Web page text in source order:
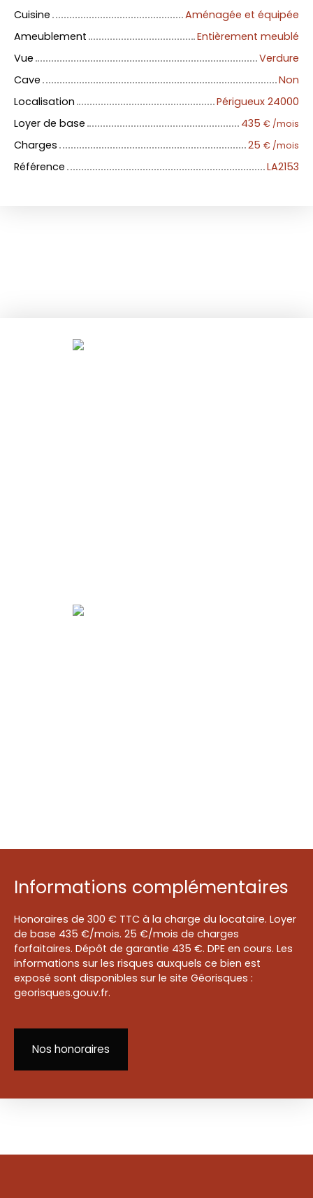
Cuisine
Aménagée et équipée
Ameublement
Entièrement meublé
Vue
Verdure
Cave
Non
Localisation
Périgueux 24000
Loyer de base
435 € /mois
Charges 25 € /mois
Référence LA2153
Informations complémentaires
Honoraires de 300 € TTC à la charge du locataire. Loyer
de base 435 €/mois. 25 €/mois de charges
forfaitaires. Dépôt de garantie 435 €. DPE en cours. Les
informations sur les risques auxquels ce bien est
exposé sont disponibles sur le site Géorisques :
georisques.gouv.fr.
Nos honoraires